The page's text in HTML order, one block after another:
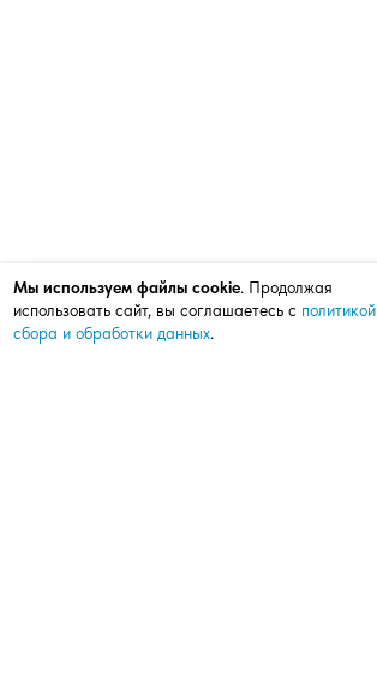
Мы используем файлы cookie. Продолжая
использовать сайт, вы соглашаетесь с политикой
сбора и обработки данных.